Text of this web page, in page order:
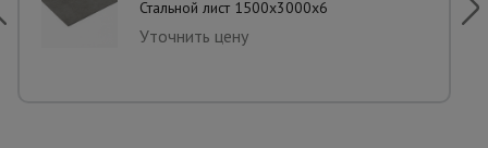
Стальной лист 1500х3000х6
Уточнить цену